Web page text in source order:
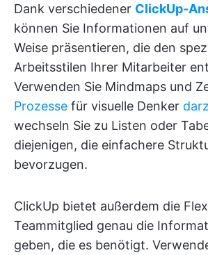
Dank verschiedener ClickUp-
können Sie Informationen auf
Weise präsentieren, die den
Arbeitsstilen Ihrer Mitarbeiter
Verwenden Sie Mindmaps und
Prozesse für visuelle Denker
wechseln Sie zu Listen oder
diejenigen, die einfachere
bevorzugen.
ClickUp bietet außerdem die
Teammitglied genau die
geben, die es benötigt.